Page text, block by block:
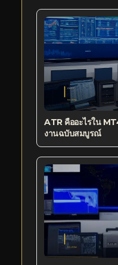
ATR คืออะไรใน
งานฉบับสมบูรณ์